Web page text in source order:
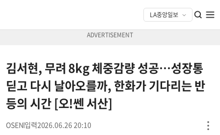
김서현, 무려 8kg 체중감량 성공…성장통
딛고 다시 날아오를까, 한화가 기다리는 반
등의 시간 [오!쎈 서산]
OSEN 2026.06.26 20:10